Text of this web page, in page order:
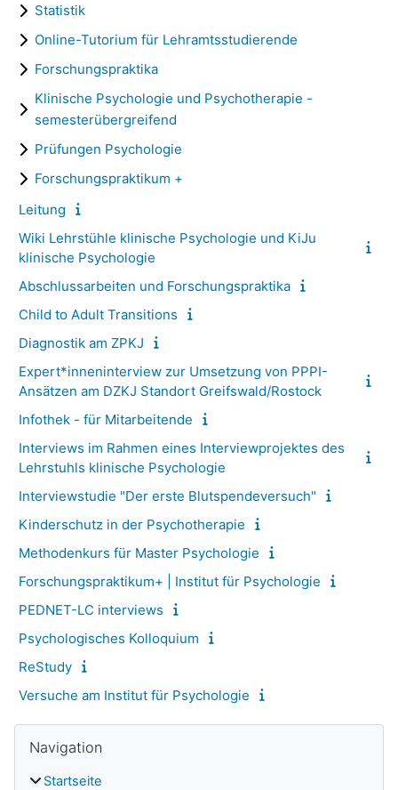
Statistik
Online-Tutorium für Lehramtsstudierende
Forschungspraktika
Klinische Psychologie und Psychotherapie -
semesterübergreifend
Prüfungen Psychologie
Forschungspraktikum +
Leitung
Wiki Lehrstühle klinische Psychologie und KiJu
klinische Psychologie
Abschlussarbeiten und Forschungspraktika
Child to Adult Transitions
Diagnostik am ZPKJ
Expert*inneninterview zur Umsetzung von PPPI-
Ansätzen am DZKJ Standort Greifswald/Rostock
Infothek - für Mitarbeitende
Interviews im Rahmen eines Interviewprojektes des
Lehrstuhls klinische Psychologie
Interviewstudie "Der erste Blutspendeversuch"
Kinderschutz in der Psychotherapie
Methodenkurs für Master Psychologie
Forschungspraktikum+ | Institut für Psychologie
PEDNET-LC interviews
Psychologisches Kolloquium
ReStudy
Versuche am Institut für Psychologie
Navigation
Startseite